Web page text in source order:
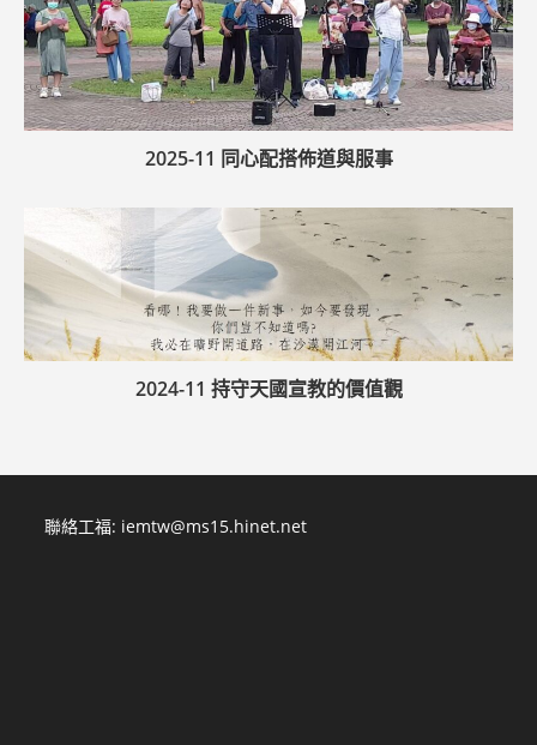
2025-11 同心配搭佈道與服事
2024-11 持守天國宣教的價值觀
聯絡工福: iemtw@ms15.hinet.net